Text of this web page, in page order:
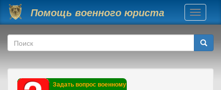
Перейти к основному содержанию
Помощь военного юриста
Toggle
Форма поиска
Поиск
Задать вопрос военному